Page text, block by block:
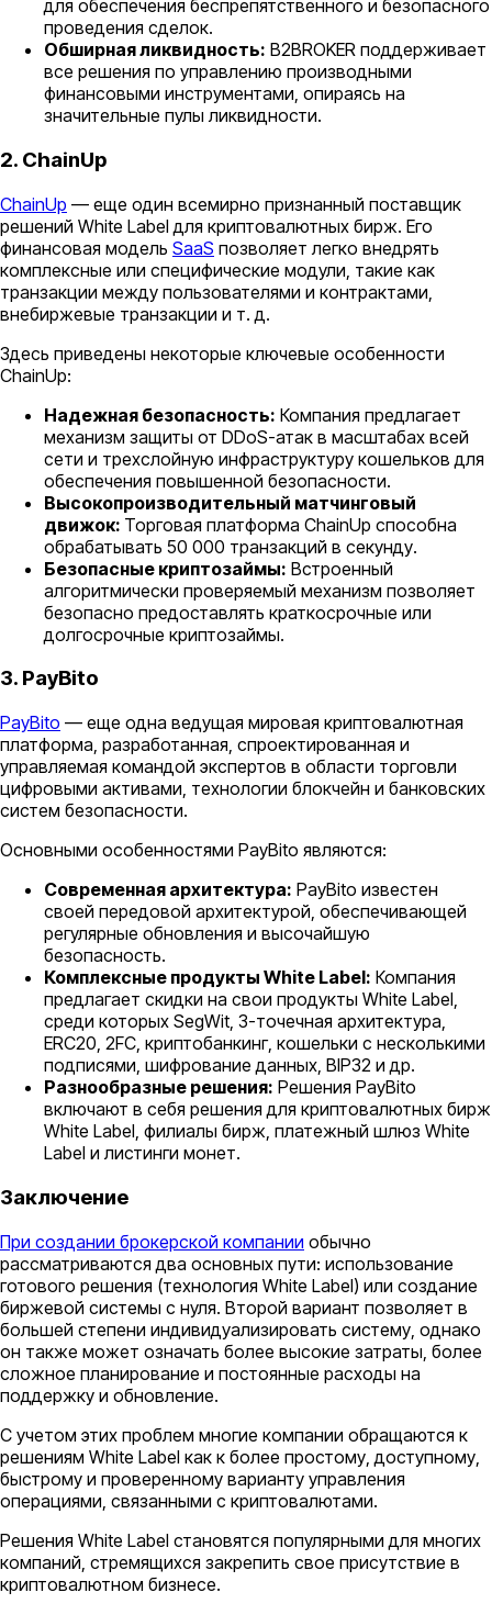
для обеспечения беспрепятственного и безопасного
проведения сделок.
Обширная ликвидность: B2BROKER поддерживает
все решения по управлению производными
финансовыми инструментами, опираясь на
значительные пулы ликвидности.
2. ChainUp
ChainUp — еще один всемирно признанный поставщик
решений White Label для криптовалютных бирж. Его
финансовая модель SaaS позволяет легко внедрять
комплексные или специфические модули, такие как
транзакции между пользователями и контрактами,
внебиржевые транзакции и т. д.
Здесь приведены некоторые ключевые особенности
ChainUp:
Надежная безопасность: Компания предлагает
механизм защиты от DDoS-атак в масштабах всей
сети и трехслойную инфраструктуру кошельков для
обеспечения повышенной безопасности.
Высокопроизводительный матчинговый
движок: Торговая платформа ChainUp способна
обрабатывать 50 000 транзакций в секунду.
Безопасные криптозаймы: Встроенный
алгоритмически проверяемый механизм позволяет
безопасно предоставлять краткосрочные или
долгосрочные криптозаймы.
3. PayBito
PayBito — еще одна ведущая мировая криптовалютная
платформа, разработанная, спроектированная и
управляемая командой экспертов в области торговли
цифровыми активами, технологии блокчейн и банковских
систем безопасности.
Основными особенностями PayBito являются:
Современная архитектура: PayBito известен
своей передовой архитектурой, обеспечивающей
регулярные обновления и высочайшую
безопасность.
Комплексные продукты White Label: Компания
предлагает скидки на свои продукты White Label,
среди которых SegWit, 3-точечная архитектура,
ERC20, 2FC, криптобанкинг, кошельки с несколькими
подписями, шифрование данных, BIP32 и др.
Разнообразные решения: Решения PayBito
включают в себя решения для криптовалютных бирж
White Label, филиалы бирж, платежный шлюз White
Label и листинги монет.
Заключение
При создании брокерской компании обычно
рассматриваются два основных пути: использование
готового решения (технология White Label) или создание
биржевой системы с нуля. Второй вариант позволяет в
большей степени индивидуализировать систему, однако
он также может означать более высокие затраты, более
сложное планирование и постоянные расходы на
поддержку и обновление.
С учетом этих проблем многие компании обращаются к
решениям White Label как к более простому, доступному,
быстрому и проверенному варианту управления
операциями, связанными с криптовалютами.
Решения White Label становятся популярными для многих
компаний, стремящихся закрепить свое присутствие в
криптовалютном бизнесе.